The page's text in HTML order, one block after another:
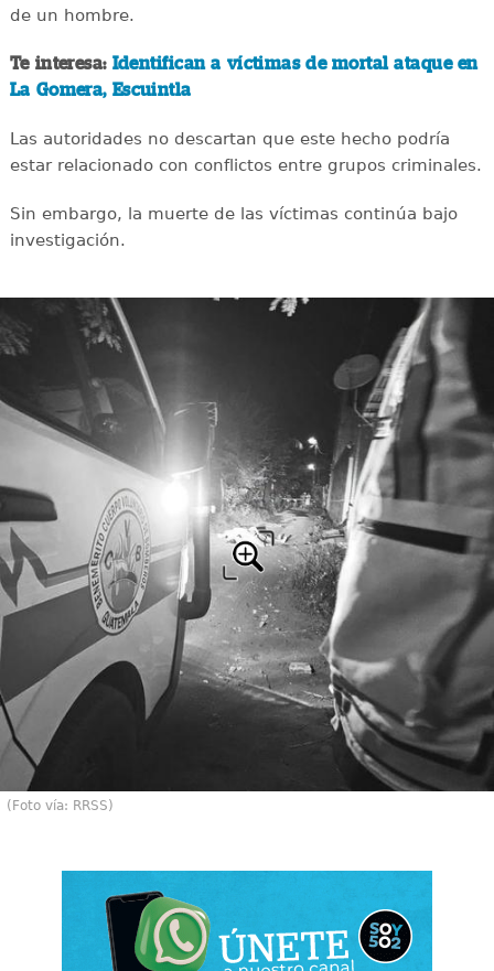
de un hombre.
Te interesa: Identifican a víctimas de mortal ataque en
La Gomera, Escuintla
Las autoridades no descartan que este hecho podría
estar relacionado con conflictos entre grupos criminales.
Sin embargo, la muerte de las víctimas continúa bajo
investigación.
(Foto vía: RRSS)